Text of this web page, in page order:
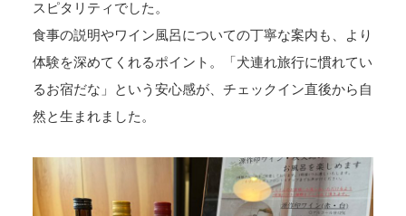
スピタリティでした。
食事の説明やワイン風呂についての丁寧な案内も、より
体験を深めてくれるポイント。「犬連れ旅行に慣れてい
るお宿だな」という安心感が、チェックイン直後から自
然と生まれました。